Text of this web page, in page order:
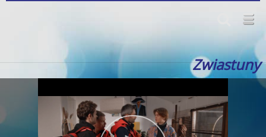
Zwiastuny